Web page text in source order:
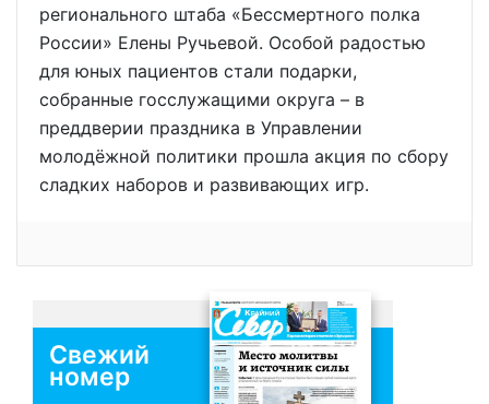
регионального штаба «Бессмертного полка
России» Елены Ручьевой. Особой радостью
для юных пациентов стали подарки,
собранные госслужащими округа – в
преддверии праздника в Управлении
молодёжной политики прошла акция по сбору
сладких наборов и развивающих игр.
Свежий
номер